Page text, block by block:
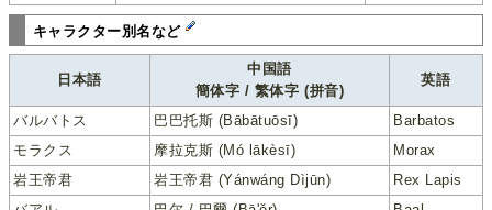
キャラクター別名など
日本語
中国語
簡体字 / 繁体字 (拼音)
英語
バルバトス 巴巴托斯 (Bābātuōsī)
Barbatos
モラクス
摩拉克斯 (Mó lākèsī)
Morax
岩王帝君
岩王帝君 (Yánwáng Dìjūn)
Rex Lapis